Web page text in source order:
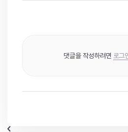
댓글을 작성하려면 로그